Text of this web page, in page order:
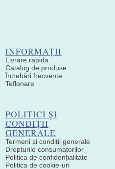
INFORMAȚII
Livrare rapida
Catalog de produse
Întrebări frecvente
Teflonare
POLITICI ȘI
CONDIȚII
GENERALE
Termeni și condiții generale
Drepturile consumatorilor
Politica de confidențialitate
Politica de cookie-uri